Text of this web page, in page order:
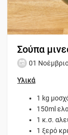
Σούπα
01
Υλικά
1 kg
150ml
1 κ.σ.
1 ξερό